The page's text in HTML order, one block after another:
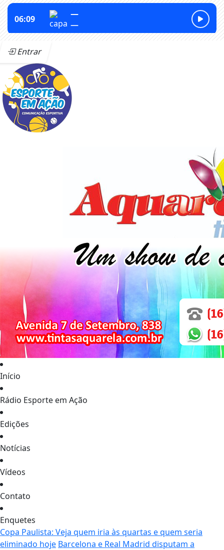
Entrar
Início
Rádio Esporte em Ação
Edições
Notícias
Vídeos
Contato
Enquetes
Copa Paulista: Veja quem iria às quartas e quem seria
eliminado hoje Barcelona e Real Madrid disputam a